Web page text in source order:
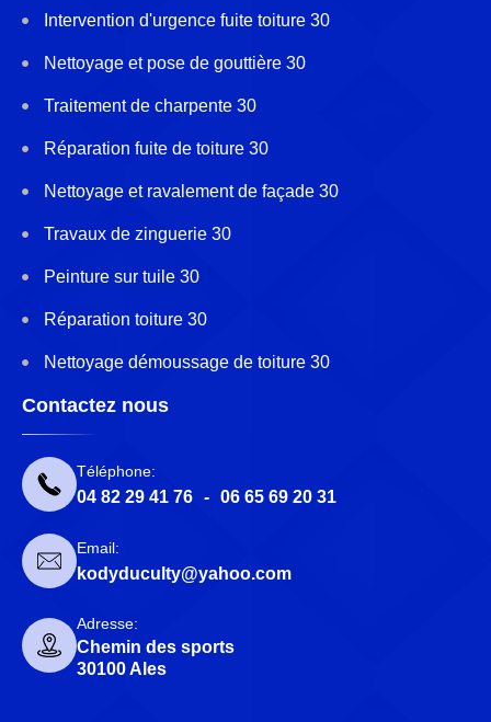
Intervention d'urgence fuite toiture 30
Nettoyage et pose de gouttière 30
Traitement de charpente 30
Réparation fuite de toiture 30
Nettoyage et ravalement de façade 30
Travaux de zinguerie 30
Peinture sur tuile 30
Réparation toiture 30
Nettoyage démoussage de toiture 30
Contactez nous
Téléphone:
04 82 29 41 76 - 06 65 69 20 31
Email:
kodyduculty@yahoo.com
Adresse:
Chemin des sports
30100 Ales